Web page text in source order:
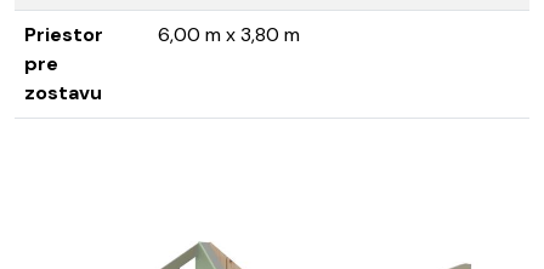
Priestor
pre
zostavu
6,00 m x 3,80 m